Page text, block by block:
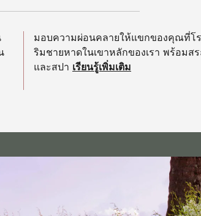
มอบความผ่อนคลายให้แขกของคุณที่โ
ริมชายหาดในเขาหลักของเรา พร้อมส
และสปา เรียนรู้เพิ่มเติม